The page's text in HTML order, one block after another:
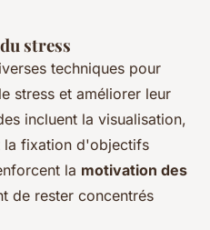
stress
techniques pour
stress et améliorer leur
incluent la visualisation,
la fixation d'objectifs
la motivation des
de rester concentrés